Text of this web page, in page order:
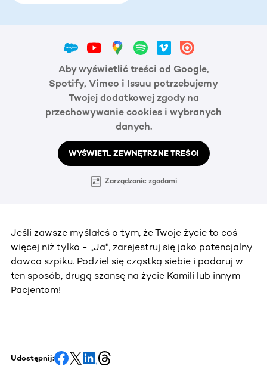
Aby wyświetlić treści od Google,
Spotify, Vimeo i Issuu potrzebujemy
Twojej dodatkowej zgody na
przechowywanie cookies i wybranych
danych.
WYŚWIETL ZEWNĘTRZNE TREŚCI
Zarządzanie zgodami
Jeśli zawsze myślałeś o tym, że Twoje życie to coś
więcej niż tylko - ,,Ja", zarejestruj się jako potencjalny
dawca szpiku. Podziel się cząstką siebie i podaruj w
ten sposób, drugą szansę na życie Kamili lub innym
Pacjentom!
Udostępnij: